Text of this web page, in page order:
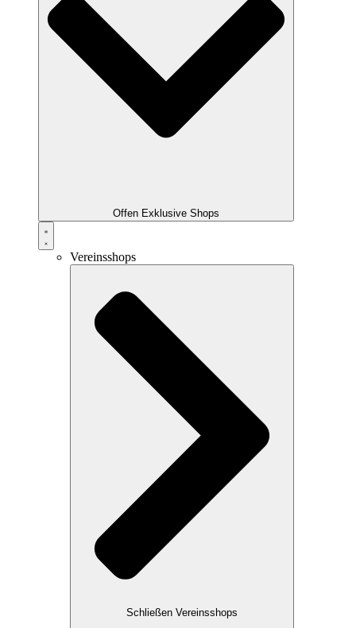
Offen Exklusive Shops
Vereinsshops
Schließen Vereinsshops